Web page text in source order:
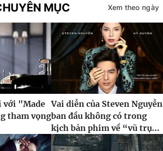
MỤC Xem theo ngày
với "Made
tham vọng
Vai diễn của Steven Nguyễn
ban đầu không có trong
kịch bản phim về “vũ trụ...